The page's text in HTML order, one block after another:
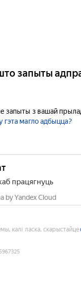
запыты
запыты з вашай
гэта магло адбыцца?
працягнуць
by Yandex Cloud
калі ласка, скарыстайце